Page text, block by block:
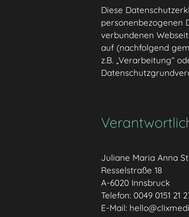
Diese
personenbezogenen
verbundenen
auf (nachfolgend
z.B. „Verarbeitung“
Juliane Maria Anna
Resselstraße 18
A-6020 Innsbruck
Telefon: 0049 0151 21
E-Mail: